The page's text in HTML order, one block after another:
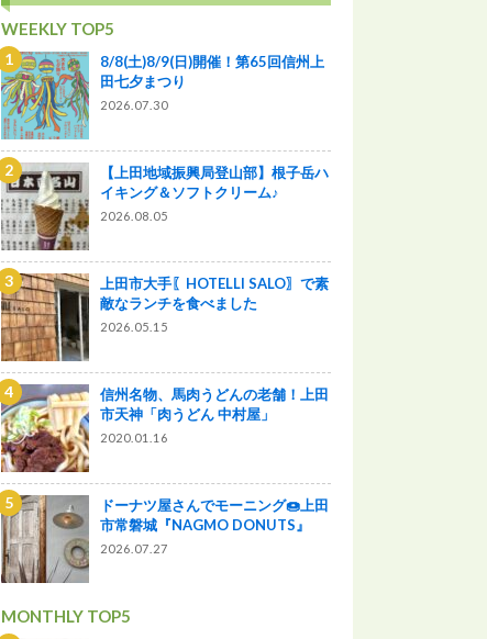
WEEKLY TOP5
8/8(土)8/9(日)開催！第65回信州上
田七夕まつり
2026.07.30
【上田地域振興局登山部】根子岳ハ
イキング＆ソフトクリーム♪
2026.08.05
上田市大手〖HOTELLI SALO〗で素
敵なランチを食べました
2026.05.15
信州名物、馬肉うどんの老舗！上田
市天神「肉うどん 中村屋」
2020.01.16
ドーナツ屋さんでモーニング🍩上田
市常磐城『NAGMO DONUTS』
2026.07.27
MONTHLY TOP5